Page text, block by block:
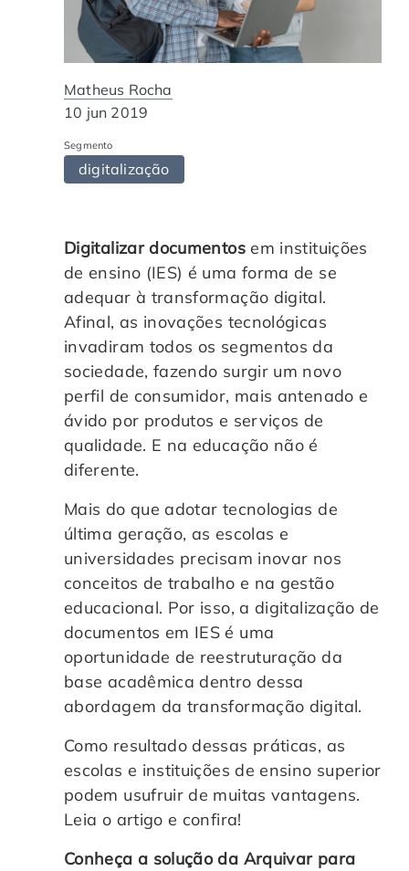
Automação de Processos
Educação Corporativa
Gerenciamento de NF-e
Adequação à LGPD
Auditoria de Processos
Transformação Digital
Gestão do Departamento Pessoal
Controle e Organização de Documentos Físicos
Guarda de Documentos
Consultoria Documental
Hospitais e Clínicas
Instituições de Ensino
Departamento Pessoal
Departamento Financeiro
Cases de Sucesso
Nossas Unidades
Blog
Trabalhe Conosco
O QUE NOS DIFERENCIA? DESCUBRA
Matheus Rocha
10 jun 2019
Segmento
digitalização
Digitalizar documentosem instituições
de ensino (IES) é uma forma de se
adequar à transformação digital.
Afinal, as inovações tecnológicas
invadiram todos os segmentos da
sociedade, fazendo surgir um novo
perfil de consumidor, mais antenado e
ávido por produtos e serviços de
qualidade. E na educação não é
diferente.
Mais do que adotar tecnologias de
última geração, as escolas e
universidades precisam inovar nos
conceitos de trabalho e na gestão
educacional. Por isso, a digitalização de
documentos em IES é uma
oportunidade de reestruturação da
base acadêmica dentro dessa
abordagem da transformação digital.
Como resultado dessas práticas, as
escolas e instituições de ensino superior
podem usufruir de muitas vantagens.
Leia o artigo e confira!
Conheça a solução da Arquivar para